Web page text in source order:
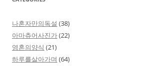
나혼자만의독설 (38)
아마츄어사진가(22)
영혼의양식 (21)
하루를살아가며 (64)